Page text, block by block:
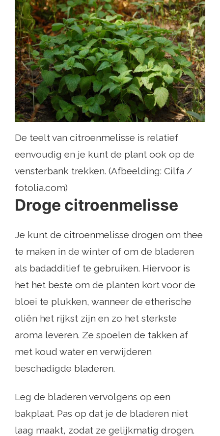
De teelt van citroenmelisse is relatief
eenvoudig en je kunt de plant ook op de
vensterbank trekken. (Afbeelding: Cilfa /
fotolia.com)
Droge citroenmelisse
Je kunt de citroenmelisse drogen om thee
te maken in de winter of om de bladeren
als badadditief te gebruiken. Hiervoor is
het het beste om de planten kort voor de
bloei te plukken, wanneer de etherische
oliën het rijkst zijn en zo het sterkste
aroma leveren. Ze spoelen de takken af ​​
met koud water en verwijderen
beschadigde bladeren.
Leg de bladeren vervolgens op een
bakplaat. Pas op dat je de bladeren niet
laag maakt, zodat ze gelijkmatig drogen.